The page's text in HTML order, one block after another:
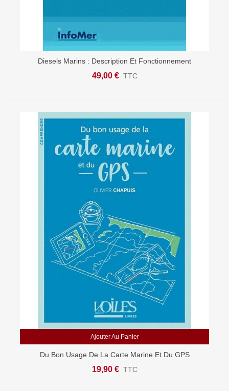
Diesels Marins : Description Et Fonctionnement
49,00 € TTC
Ajouter Au Panier
Du Bon Usage De La Carte Marine Et Du GPS
19,90 € TTC